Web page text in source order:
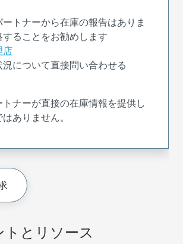
トとリソース
トナーから在庫の報告はありま
ることをお勧めします
店
について直接問い合わせる
ナーが直接の在庫情報を提供し
ありません。